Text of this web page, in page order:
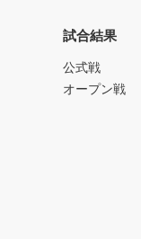
試合結果
公式戦
オープン戦